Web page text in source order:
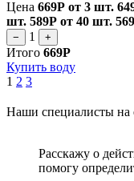
Цена 669Р от 3 шт.
шт. 589Р от 40 шт.
− 1 +
Итого 669Р
Купить воду
1 2 3
Наши специалисты на
Расскажу о
помогу